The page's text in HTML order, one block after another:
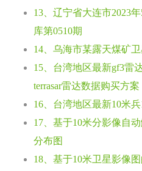
13、辽宁省大连市2023
库第0510期
14、乌海市某露天煤矿
15、台湾地区最新gf3雷
terrasar雷达数据购买方案
16、台湾地区最新10米
17、基于10米分影像自
分布图
18、基于10米卫星影像